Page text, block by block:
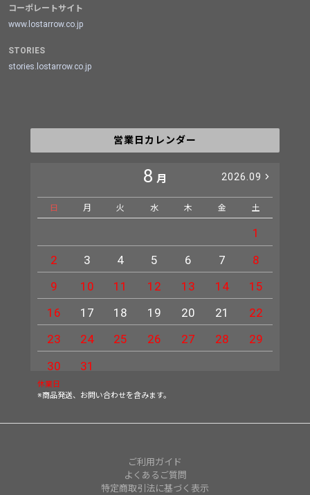
コーポレートサイト
www.lostarrow.co.jp
STORIES
stories.lostarrow.co.jp
営業日カレンダー
8 月 2026.09
日 月 火 水 木 金 土
1
2
3 4 5 6 7
8
9
10 11 12 13 14
15
16
17 18 19 20 21
22
23
24 25 26 27 28
29
30
31
休業日
※商品発送、お問い合わせを含みます。
ご利用ガイド
よくあるご質問
特定商取引法に基づく表示